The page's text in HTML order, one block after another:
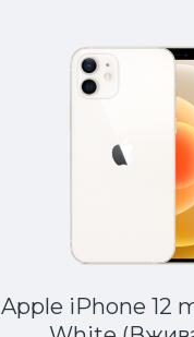
Apple iPhone 12